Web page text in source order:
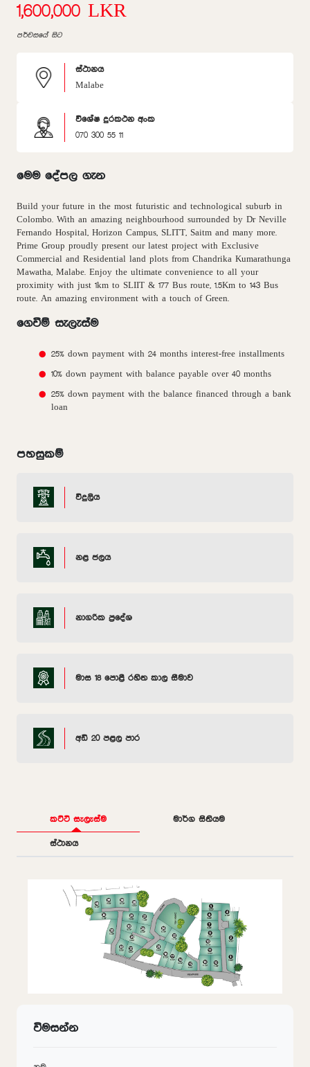
1,600,000 LKR
පර්චසයේ සිට
ස්ථානය
Malabe
විශේෂ දුරකථන අංක
070 300 55 11
මෙම දේපල ගැන
Build your future in the most futuristic and technological suburb in
Colombo. With an amazing neighbourhood surrounded by Dr Neville
Fernando Hospital, Horizon Campus, SLITT, Saitm and many more.
Prime Group proudly present our latest project with Exclusive
Commercial and Residential land plots from Chandrika Kumarathunga
Mawatha, Malabe. Enjoy the ultimate convenience to all your
proximity with just 1km to SLIIT & 177 Bus route, 1.5Km to 143 Bus
route. An amazing environment with a touch of Green.
ගෙවීම් සැලැස්ම
25% down payment with 24 months interest-free installments
10% down payment with balance payable over 40 months
25% down payment with the balance financed through a bank
loan
පහසුකම්
විදුලිය
නළ ජලය
නාගරික ප්‍රදේශ
මාස 18 පොළී රහිත කාල සීමාව
අඩි 20 පළල පාර
කට්ටි සැලැස්ම මාර්ග සිතියම
ස්ථානය
විමසන්න